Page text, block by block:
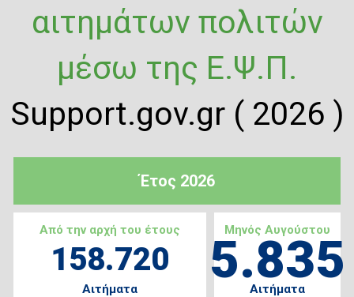
Έτος 2026
Από την αρχή του έτους
158.720
Αιτήματα
Μηνός Αυγούστου
5.835
Αιτήματα
αιτημάτων πολιτών
μέσω της Ε.Ψ.Π.
Support.gov.gr ( 2026 )